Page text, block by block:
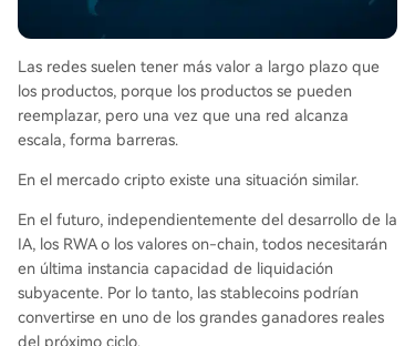
Las redes suelen tener más valor a largo plazo que
los productos, porque los productos se pueden
reemplazar, pero una vez que una red alcanza
escala, forma barreras.
En el mercado cripto existe una situación similar.
En el futuro, independientemente del desarrollo de la
IA, los RWA o los valores on-chain, todos necesitarán
en última instancia capacidad de liquidación
subyacente. Por lo tanto, las stablecoins podrían
convertirse en uno de los grandes ganadores reales
del próximo ciclo.